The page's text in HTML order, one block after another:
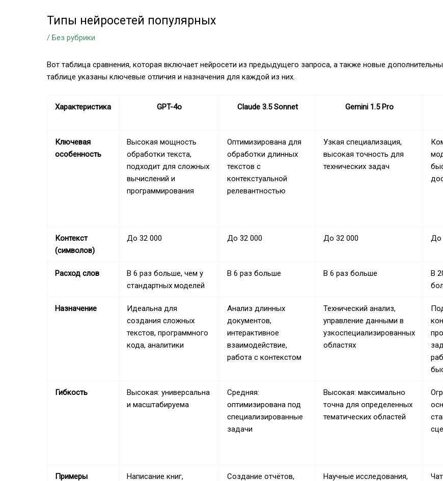
Типы нейросетей популярных
/ Без рубрики
Вот таблица сравнения, которая включает нейросети из предыдущего запроса, а также новые
таблице указаны ключевые отличия и назначения для каждой из них.
Характеристика GPT-4o Claude 3.5 Sonnet Gemini 1.5 Pro
Ключевая
особенность
Высокая мощность
обработки текста,
подходит для сложных
вычислений и
программирования
Оптимизирована для
обработки длинных
текстов с
контекстуальной
релевантностью
Узкая специализация,
высокая точность для
технических задач
Контекст
(символов)
До 32 000 До 32 000 До 32 000 До
Расход слов
В 6 раз больше, чем у
стандартных моделей
В 6 раз больше В 6 раз больше
В
Назначение
Идеальна для
создания сложных
текстов, программного
кода, аналитики
Анализ длинных
документов,
интерактивное
взаимодействие,
работа с контекстом
Технический анализ,
управление данными в
узкоспециализированных
областях
Гибкость
Высокая: универсальна
и масштабируема
Средняя:
оптимизирована под
специализированные
задачи
Высокая: максимально
точна для определенных
тематических областей
Примеры
Написание книг,
Создание отчётов,
Научные исследования,